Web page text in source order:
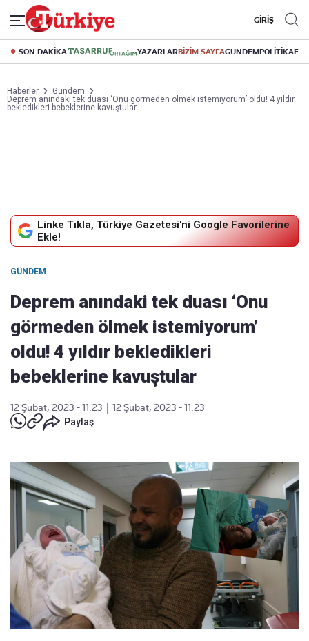
GİRİŞ
SON DAKİKA YAZARLARBİZİM SAYFAGÜNDEMPOLİTİKA
Haberler
Gündem
Deprem anındaki tek duası ‘Onu görmeden ölmek istemiyorum’ oldu! 4 yıldır
bekledikleri bebeklerine kavuştular
Linke Tıkla, Türkiye Gazetesi'ni Google Favorilerine
Ekle!
GÜNDEM
Deprem anındaki tek duası ‘Onu
görmeden ölmek istemiyorum’
oldu! 4 yıldır bekledikleri
bebeklerine kavuştular
12 Şubat, 2023 - 11:23
12 Şubat, 2023 - 11:23
Paylaş